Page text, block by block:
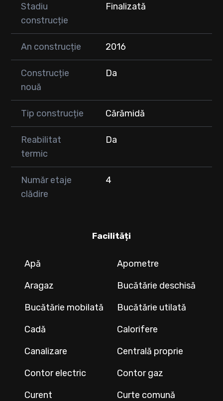
Stadiu
construcție
Finalizată
An construcție 2016
Construcție
nouă
Da
Tip construcție Cărămidă
Reabilitat
termic
Da
Număr etaje
clădire
4
Facilități
Apă
Apometre
Aragaz
Bucătărie deschisă
Bucătărie mobilată
Bucătărie utilată
Cadă
Calorifere
Canalizare
Centrală proprie
Contor electric
Contor gaz
Curent
Curte comună